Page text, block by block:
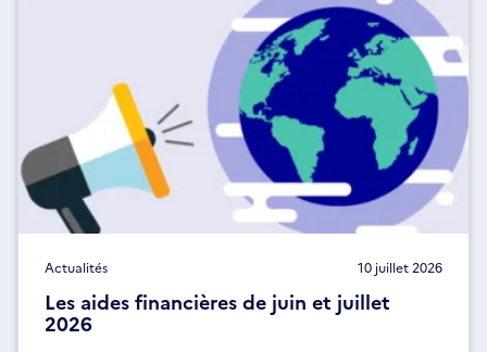
Actualités 10 juillet 2026
Les aides financières de juin et juillet
2026